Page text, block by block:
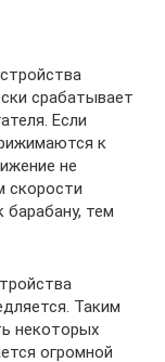
срабатывает
Если
к
не
скорости
тем
Таким
некоторых
огромной